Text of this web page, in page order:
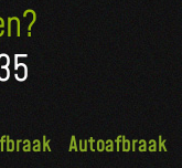
Autoafbraak